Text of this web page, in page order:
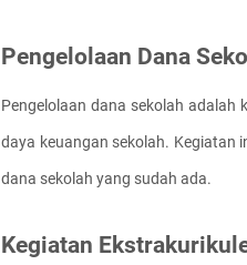
Pengelolaan Dana
Pengelolaan dana sekolah adalah
daya keuangan sekolah. Kegiatan
dana sekolah yang sudah ada.
Kegiatan